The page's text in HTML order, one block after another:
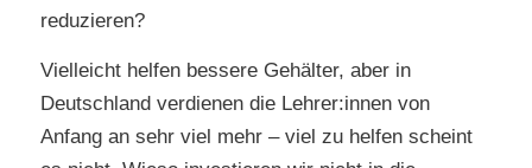
reduzieren?
Vielleicht helfen bessere Gehälter, aber in
Deutschland verdienen die Lehrer:innen von
Anfang an sehr viel mehr – viel zu helfen scheint